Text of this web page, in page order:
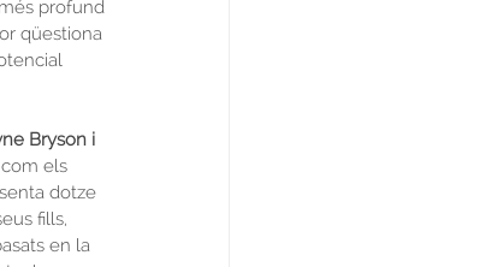
profund
qüestiona
Bryson i
els
dotze
fills,
en la